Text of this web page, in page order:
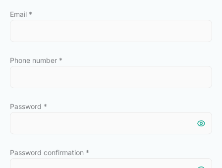
Email *
Phone number *
Password *
Password confirmation *